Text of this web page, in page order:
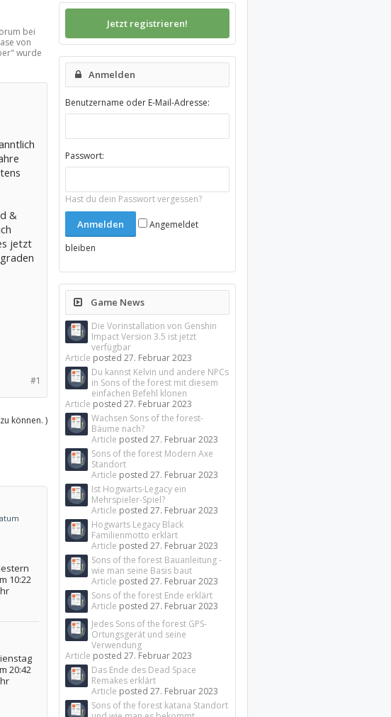
bei
von
" wurde
&
jetzt
#1
können. )
10:22
20:42
Jetzt registrieren!
Anmelden
Benutzername oder E-Mail-Adresse:
Passwort:
Hast du dein Passwort vergessen?
Angemeldet
bleiben
Game News
Die Vorinstallation von Genshin
Impact Version 3.5 ist jetzt
verfügbar
Article posted27. Februar 2023
Du kannst Kelvin und andere NPCs
in Sons of the forest mit diesem
einfachen Befehl klonen
Article posted27. Februar 2023
Wachsen Sons of the forest-
Bäume nach?
Article posted27. Februar 2023
Sons of the forest Modern Axe
Standort
Article posted27. Februar 2023
Ist Hogwarts-Legacy ein
Mehrspieler-Spiel?
Article posted27. Februar 2023
Hogwarts Legacy Black
Familienmotto erklärt
Article posted27. Februar 2023
Sons of the forest Bauanleitung -
wie man seine Basis baut
Article posted27. Februar 2023
Sons of the forest Ende erklärt
Article posted27. Februar 2023
Jedes Sons of the forest GPS-
Ortungsgerät und seine
Verwendung
Article posted27. Februar 2023
Das Ende des Dead Space
Remakes erklärt
Article posted27. Februar 2023
Sons of the forest katana Standort